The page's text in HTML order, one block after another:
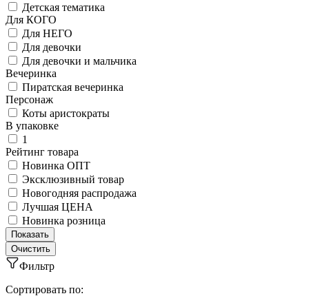
Детская тематика
Для КОГО
Для НЕГО
Для девочки
Для девочки и мальчика
Вечеринка
Пиратская вечеринка
Персонаж
Коты аристократы
В упаковке
1
Рейтинг товара
Новинка ОПТ
Эксклюзивный товар
Новогодняя распродажа
Лучшая ЦЕНА
Новинка розница
Фильтр
Сортировать по: